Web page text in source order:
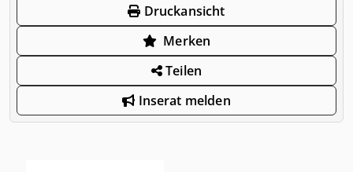
Druckansicht
Merken
Teilen
Inserat melden